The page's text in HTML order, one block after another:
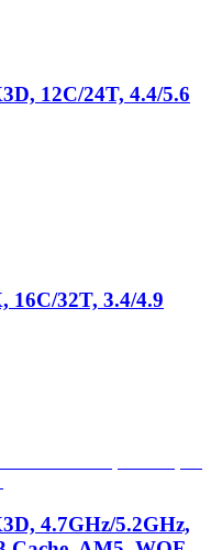
12C/24T, 4.4/5.6
16C/32T, 3.4/4.9
4.7GHz/5.2GHz,